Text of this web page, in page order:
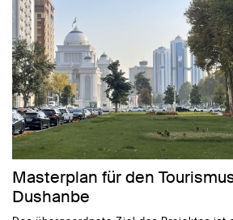
Masterplan für den
Dushanbe